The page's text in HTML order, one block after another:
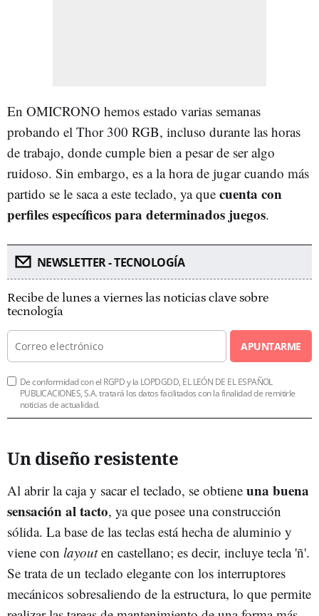
En OMICRONO hemos estado varias semanas
probando el Thor 300 RGB, incluso durante las horas
de trabajo, donde cumple bien a pesar de ser algo
ruidoso. Sin embargo, es a la hora de jugar cuando más
partido se le saca a este teclado, ya que cuenta con
perfiles específicos para determinados juegos.
NEWSLETTER - TECNOLOGÍA
Recibe de lunes a viernes las noticias clave sobre
tecnología
APUNTARME
De conformidad con el RGPD y la LOPDGDD, EL LEÓN DE EL ESPAÑOL
PUBLICACIONES, S.A. tratará los datos facilitados con la finalidad de remitirle
noticias de actualidad.
Un diseño resistente
Al abrir la caja y sacar el teclado, se obtiene una buena
sensación al tacto, ya que posee una construcción
sólida. La base de las teclas está hecha de aluminio y
viene con layouten castellano; es decir, incluye tecla 'ñ'.
Se trata de un teclado elegante con los interruptores
mecánicos sobresaliendo de la estructura, lo que permite